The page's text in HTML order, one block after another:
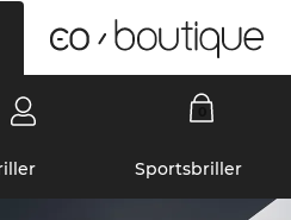
Sportsbriller